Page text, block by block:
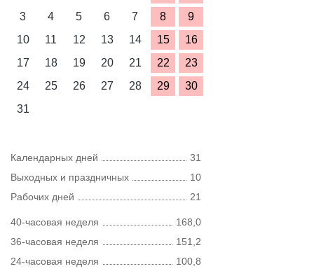
3
4 5 6 7 8
9
10
11 12 13 14 15
16
17
18 19 20 21 22
23
24
25 26 27 28 29
30
31
Календарных дней
31
Выходных и праздничных
10
Рабочих дней
21
40-часовая неделя
168,0
36-часовая неделя
151,2
24-часовая неделя
100,8